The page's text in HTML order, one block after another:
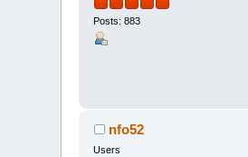
Posts: 883
nfo52
Users